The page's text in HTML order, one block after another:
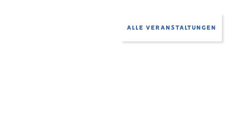
ALLE VERANSTALTUNGEN